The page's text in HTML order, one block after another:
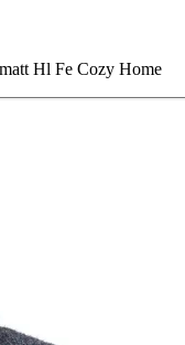
Hl Fe Cozy Home